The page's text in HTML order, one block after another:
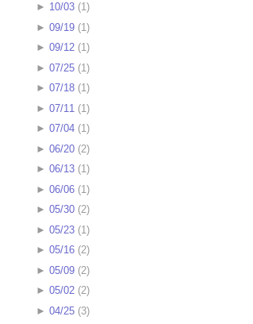
► 10/03(1)
► 09/19(1)
► 09/12(1)
► 07/25(1)
► 07/18(1)
► 07/11 (1)
► 07/04(1)
► 06/20(2)
► 06/13(1)
► 06/06(1)
► 05/30(2)
► 05/23(1)
► 05/16(2)
► 05/09(2)
► 05/02(2)
► 04/25(3)